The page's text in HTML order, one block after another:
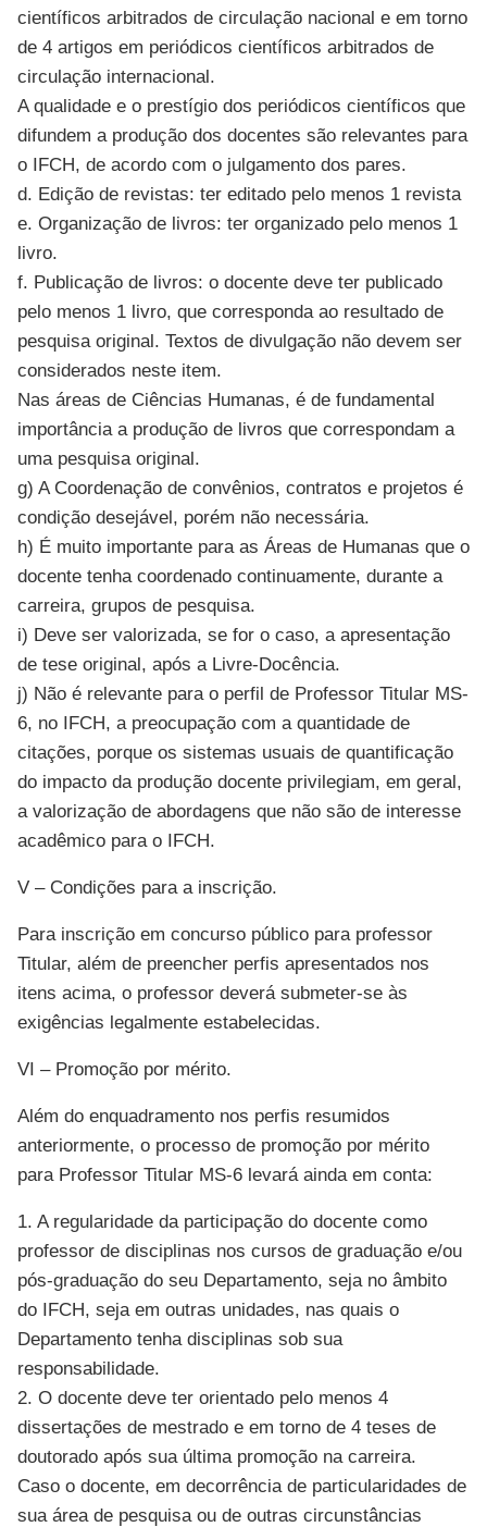
científicos arbitrados de circulação nacional e em torno
de 4 artigos em periódicos científicos arbitrados de
circulação internacional.
A qualidade e o prestígio dos periódicos científicos que
difundem a produção dos docentes são relevantes para
o IFCH, de acordo com o julgamento dos pares.
d. Edição de revistas: ter editado pelo menos 1 revista
e. Organização de livros: ter organizado pelo menos 1
livro.
f. Publicação de livros: o docente deve ter publicado
pelo menos 1 livro, que corresponda ao resultado de
pesquisa original. Textos de divulgação não devem ser
considerados neste item.
Nas áreas de Ciências Humanas, é de fundamental
importância a produção de livros que correspondam a
uma pesquisa original.
g) A Coordenação de convênios, contratos e projetos é
condição desejável, porém não necessária.
h) É muito importante para as Áreas de Humanas que o
docente tenha coordenado continuamente, durante a
carreira, grupos de pesquisa.
i) Deve ser valorizada, se for o caso, a apresentação
de tese original, após a Livre-Docência.
j) Não é relevante para o perfil de Professor Titular MS-
6, no IFCH, a preocupação com a quantidade de
citações, porque os sistemas usuais de quantificação
do impacto da produção docente privilegiam, em geral,
a valorização de abordagens que não são de interesse
acadêmico para o IFCH.
V – Condições para a inscrição.
Para inscrição em concurso público para professor
Titular, além de preencher perfis apresentados nos
itens acima, o professor deverá submeter-se às
exigências legalmente estabelecidas.
VI – Promoção por mérito.
Além do enquadramento nos perfis resumidos
anteriormente, o processo de promoção por mérito
para Professor Titular MS-6 levará ainda em conta:
1. A regularidade da participação do docente como
professor de disciplinas nos cursos de graduação e/ou
pós-graduação do seu Departamento, seja no âmbito
do IFCH, seja em outras unidades, nas quais o
Departamento tenha disciplinas sob sua
responsabilidade.
2. O docente deve ter orientado pelo menos 4
dissertações de mestrado e em torno de 4 teses de
doutorado após sua última promoção na carreira.
Caso o docente, em decorrência de particularidades de
sua área de pesquisa ou de outras circunstâncias